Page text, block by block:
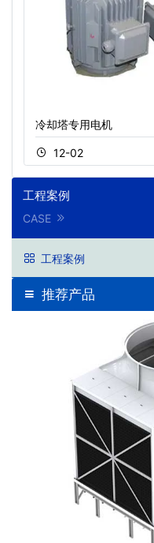
冷却塔专用电机
12-02
工程案例
CASE
工程案例
推荐产品